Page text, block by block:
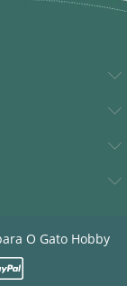
O Gato Hobby